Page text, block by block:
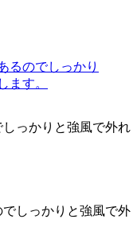
っかりと強風で外れ